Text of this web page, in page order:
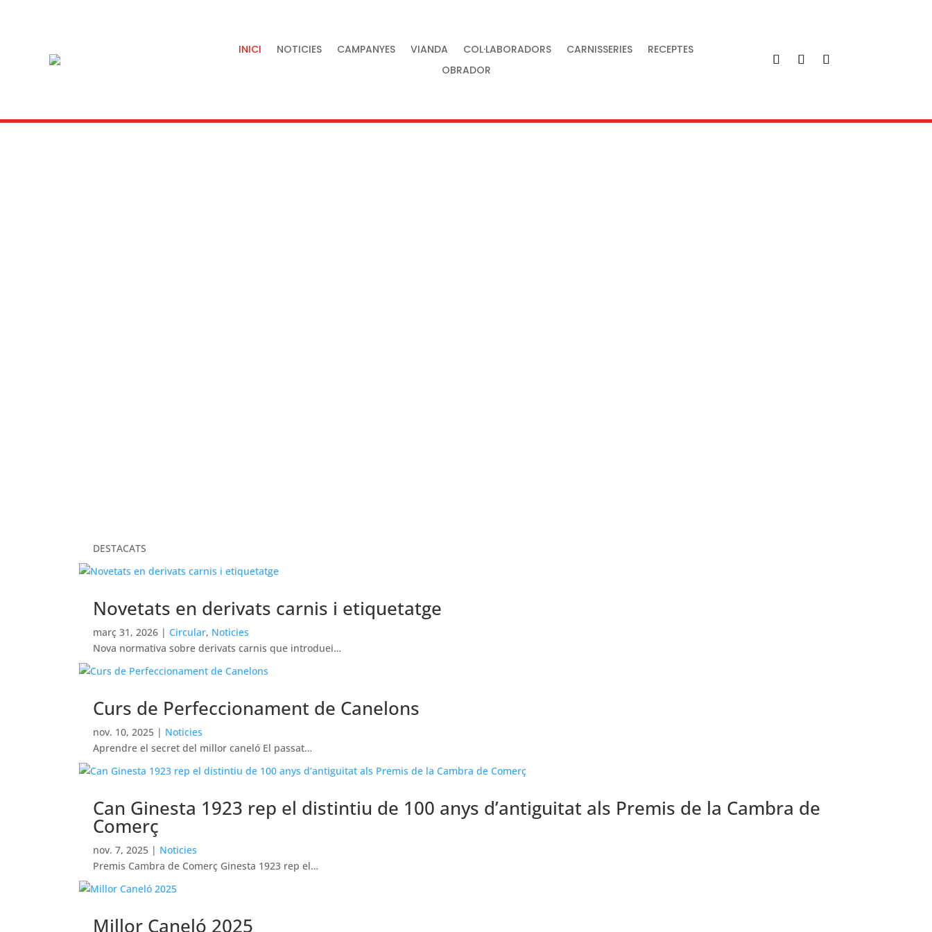
INICI NOTICIES CAMPANYES VIANDA COL·LABORADORS CARNISSERIES
RECEPTES
OBRADOR
DESTACATS
Novetats en derivats carnis i etiquetatge
març 31, 2026 |Circular, Noticies
Nova normativa sobre derivats carnis que introduei…
Curs de Perfeccionament de Canelons
nov. 10, 2025 | Noticies
Aprendre el secret del millor caneló El passat…
Can Ginesta 1923 rep el distintiu de 100 anys d’antiguitat als Premis de la Cambra de
Comerç
nov. 7, 2025 | Noticies
Premis Cambra de Comerç Ginesta 1923 rep el…
Millor Caneló 2025